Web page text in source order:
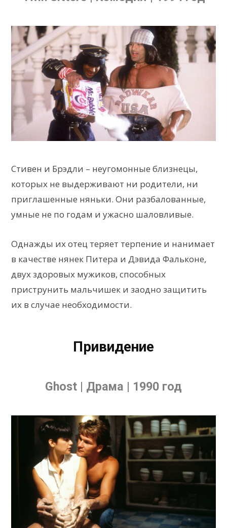
Стивен и Брэдли – неугомонные близнецы,
которых не выдерживают ни родители, ни
приглашенные няньки. Они разбалованные,
умные не по годам и ужасно шаловливые.
Однажды их отец теряет терпение и нанимает
в качестве нянек Питера и Дэвида Фальконе,
двух здоровых мужиков, способных
приструнить мальчишек и заодно защитить
их в случае необходимости.
Привидение
Ghost | Драма | 1990 год